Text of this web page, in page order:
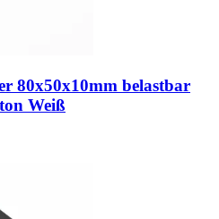
80x50x10mm belastbar
Weiß